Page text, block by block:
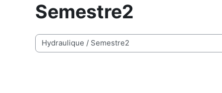
Semestre2
Course categories